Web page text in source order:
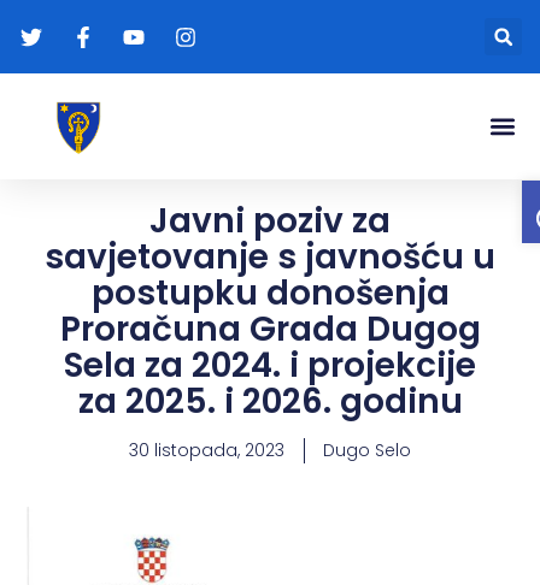
Javni poziv za
savjetovanje s javnošću u
postupku donošenja
Proračuna Grada Dugog
Sela za 2024. i projekcije
za 2025. i 2026. godinu
30 listopada, 2023 Dugo Selo